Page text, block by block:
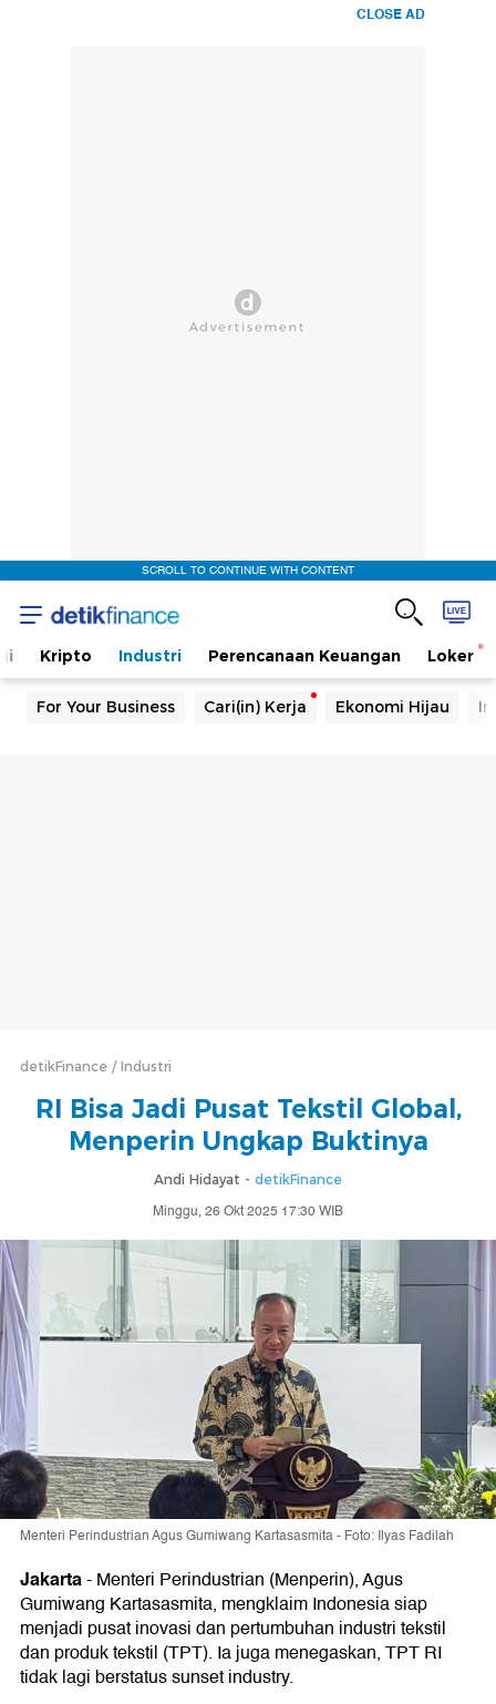
CLOSE AD
SCROLL TO CONTINUE WITH CONTENT
Kripto Industri Perencanaan Keuangan Loker
For Your Business Cari(in) Kerja Ekonomi Hijau
detikFinance Industri
RI Bisa Jadi Pusat Tekstil Global,
Menperin Ungkap Buktinya
Andi Hidayat - detikFinance
Minggu, 26 Okt 2025 17:30 WIB
Menteri Perindustrian Agus Gumiwang Kartasasmita - Foto: Ilyas Fadilah
Jakarta-Menteri Perindustrian (Menperin), Agus
Gumiwang Kartasasmita, mengklaim Indonesia siap
menjadi pusat inovasi dan pertumbuhan industri tekstil
dan produk tekstil (TPT). Ia juga menegaskan, TPT RI
tidak lagi berstatus sunset industry.